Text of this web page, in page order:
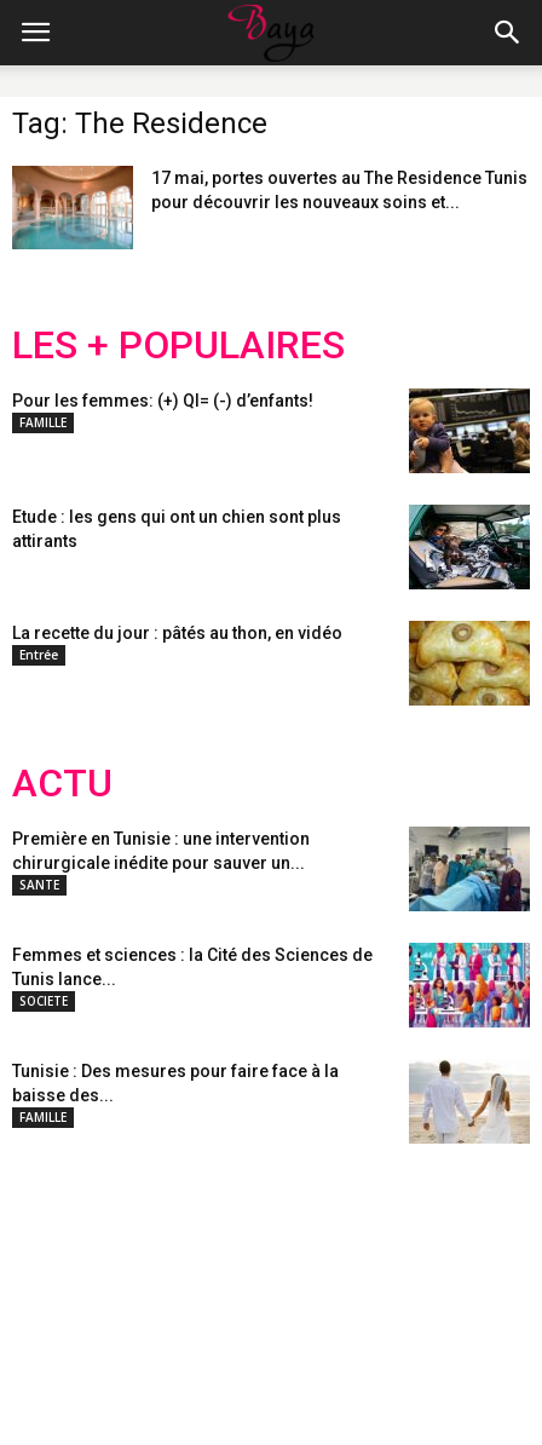
Tag: The Residence
17 mai, portes ouvertes au The Residence Tunis
pour découvrir les nouveaux soins et...
LES + POPULAIRES
Pour les femmes: (+) QI= (-) d’enfants!
FAMILLE
Etude : les gens qui ont un chien sont plus
attirants
La recette du jour : pâtés au thon, en vidéo
Entrée
ACTU
Première en Tunisie : une intervention
chirurgicale inédite pour sauver un...
SANTE
Femmes et sciences : la Cité des Sciences de
Tunis lance...
SOCIETE
Tunisie : Des mesures pour faire face à la
baisse des...
FAMILLE